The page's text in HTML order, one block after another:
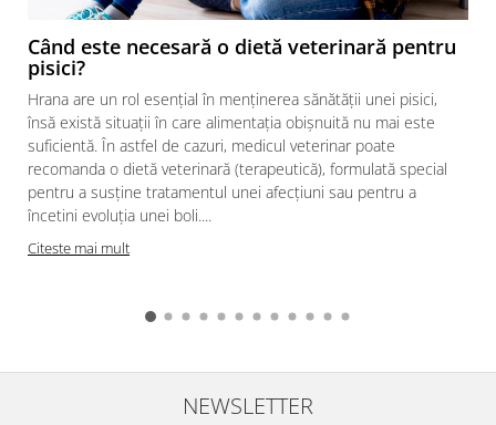
Când este necesară o dietă veterinară pentru
pisici?
Hrana are un rol esențial în menținerea sănătății unei pisici,
însă există situații în care alimentația obișnuită nu mai este
suficientă. În astfel de cazuri, medicul veterinar poate
recomanda o dietă veterinară (terapeutică), formulată special
pentru a susține tratamentul unei afecțiuni sau pentru a
încetini evoluția unei boli....
Citeste mai mult
NEWSLETTER